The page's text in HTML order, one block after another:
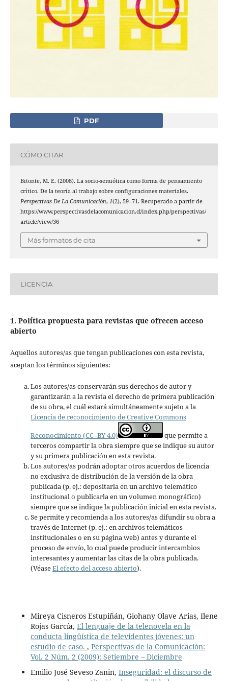
PDF
CÓMO CITAR
Bitonte, M. E. (2008). La socio-semiótica como forma de pensamiento
crítico. De la teoría al trabajo sobre configuraciones materiales.
Perspectivas De La Comunicación, 1(2), 59–71. Recuperado a partir de
https://www.perspectivasdelacomunicacion.cl/index.php/perspectivas/
article/view/36
Más formatos de cita
LICENCIA
1. Política propuesta para revistas que ofrecen acceso
abierto
Aquellos autores/as que tengan publicaciones con esta revista,
aceptan los términos siguientes:
Los autores/as conservarán sus derechos de autor y
garantizarán a la revista el derecho de primera publicación
de su obra, el cuál estará simultáneamente sujeto a la
Licencia de reconocimiento de Creative Commons
Reconocimiento (CC -BY 4.0)
que permite a
terceros compartir la obra siempre que se indique su autor
y su primera publicación en esta revista.
Los autores/as podrán adoptar otros acuerdos de licencia
no exclusiva de distribución de la versión de la obra
publicada (p. ej.: depositarla en un archivo telemático
institucional o publicarla en un volumen monográfico)
siempre que se indique la publicación inicial en esta revista.
Se permite y recomienda a los autores/as difundir su obra a
través de Internet (p. ej.: en archivos telemáticos
institucionales o en su página web) antes y durante el
proceso de envío, lo cual puede producir intercambios
interesantes y aumentar las citas de la obra publicada.
(VéaseEl efecto del acceso abierto).
Mireya Cisneros Estupiñán, Giohany Olave Arias, Ilene
Rojas García, El lenguaje de la telenovela en la
conducta lingüística de televidentes jóvenes: un
estudio de caso. , Perspectivas de la Comunicación:
Vol. 2 Núm. 2 (2009): Setiembre – Diciembre
Emilio José Seveso Zanin, Inseguridad: el discurso de